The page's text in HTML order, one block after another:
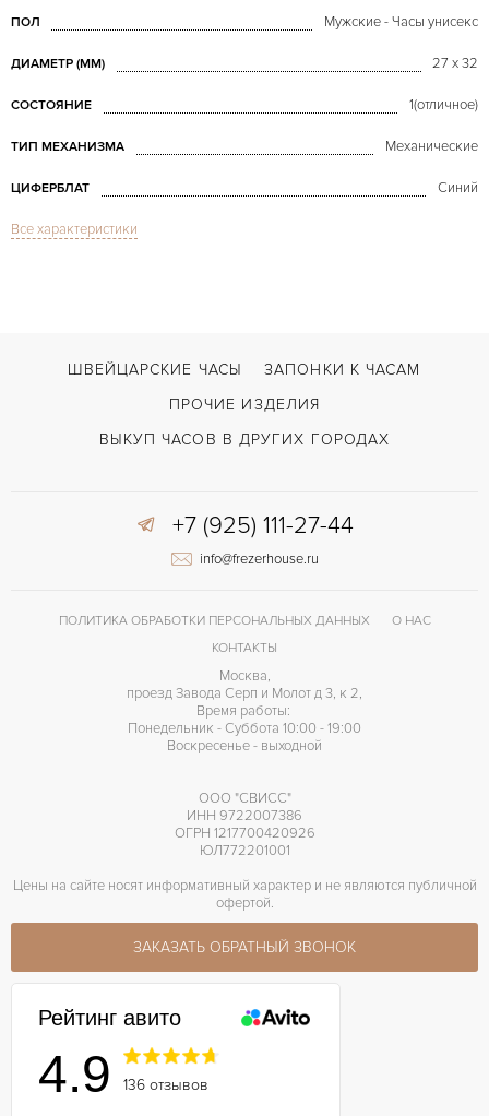
ПОЛ Мужские - Часы унисекс
ДИАМЕТР (MM) 27 x 32
СОСТОЯНИЕ 1(отличное)
ТИП МЕХАНИЗМА Механические
ЦИФЕРБЛАТ Синий
СТЕКЛО
Застежка с помощью шипа
Малый секундный циферблат
Все характеристики
ШВЕЙЦАРСКИЕ ЧАСЫ
ЗАПОНКИ К ЧАСАМ
ПРОЧИЕ ИЗДЕЛИЯ
ВЫКУП ЧАСОВ В ДРУГИХ ГОРОДАХ
+7 (925) 111-27-44
info@frezerhouse.ru
ПОЛИТИКА ОБРАБОТКИ ПЕРСОНАЛЬНЫХ ДАННЫХ
О НАС
КОНТАКТЫ
Москва,
проезд Завода Серп и Молот д 3, к 2,
Время работы:
Понедельник - Суббота 10:00 - 19:00
Воскресенье - выходной
ООО "СВИСС"
ИНН 9722007386
ОГРН 1217700420926
ЮЛ772201001
Цены на сайте носят информативный характер и не являются публичной
офертой.
ЗАКАЗАТЬ ОБРАТНЫЙ ЗВОНОК
Рейтинг авито
4.9 136 отзывов